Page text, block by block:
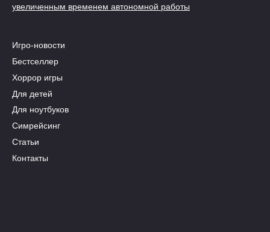
увеличенным временем автономной работы
Игро-новости
Бестселлер
Хоррор игры
Для детей
Для ноутбуков
Симрейсинг
Статьи
Контакты